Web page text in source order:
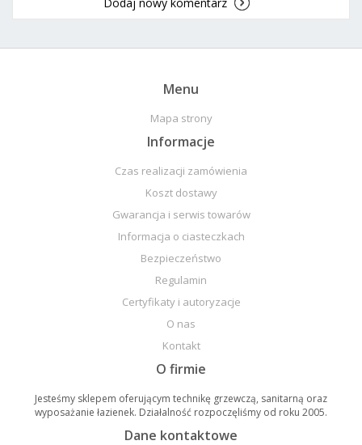
Menu
Mapa strony
Informacje
Czas realizacji zamówienia
Koszt dostawy
Gwarancja i serwis towarów
Informacja o ciasteczkach
Bezpieczeństwo
Regulamin
Certyfikaty i autoryzacje
O nas
Kontakt
O firmie
Jesteśmy sklepem oferującym technikę grzewczą, sanitarną oraz
wyposażanie łazienek. Działalność rozpoczęliśmy od roku 2005.
Dane kontaktowe